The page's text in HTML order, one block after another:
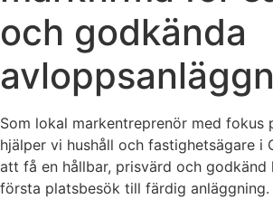
och godkända
Som lokal markentreprenör med fokus
hjälper vi hushåll och fastighetsägare i
att få en hållbar, prisvärd och godkänd
första platsbesök till färdig